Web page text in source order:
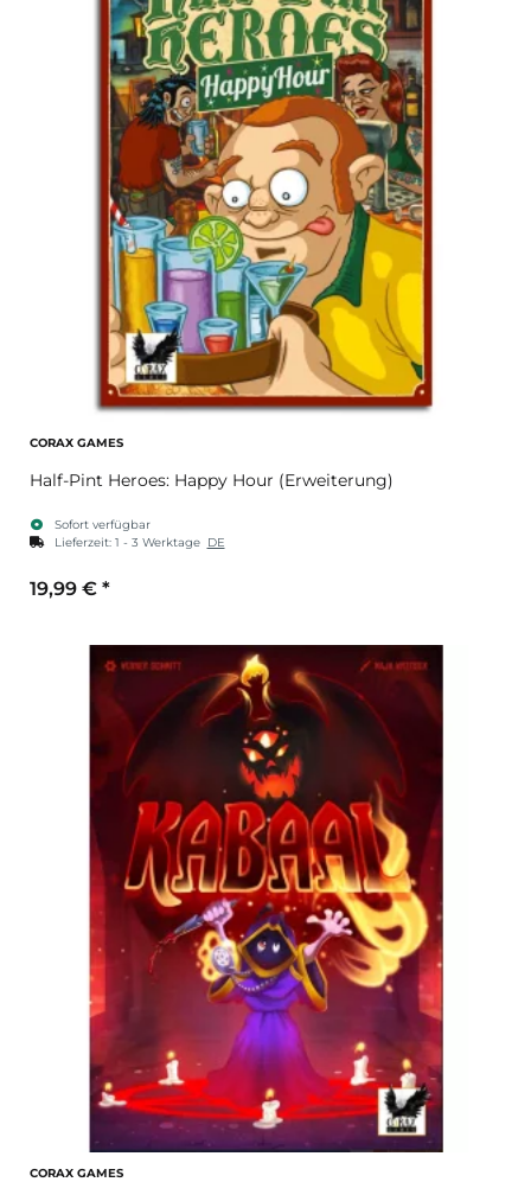
CORAX GAMES
Half-Pint Heroes: Happy Hour (Erweiterung)
Sofort verfügbar
Lieferzeit: 1 - 3 Werktage DE
19,99 € *
CORAX GAMES